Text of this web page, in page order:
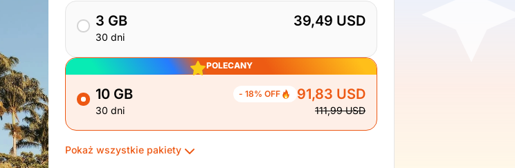
3 GB
30 dni
39,49 USD
POLECANY
10 GB
30 dni
- 18% OFF 91,83 USD
111,99 USD
Pokaż wszystkie pakiety